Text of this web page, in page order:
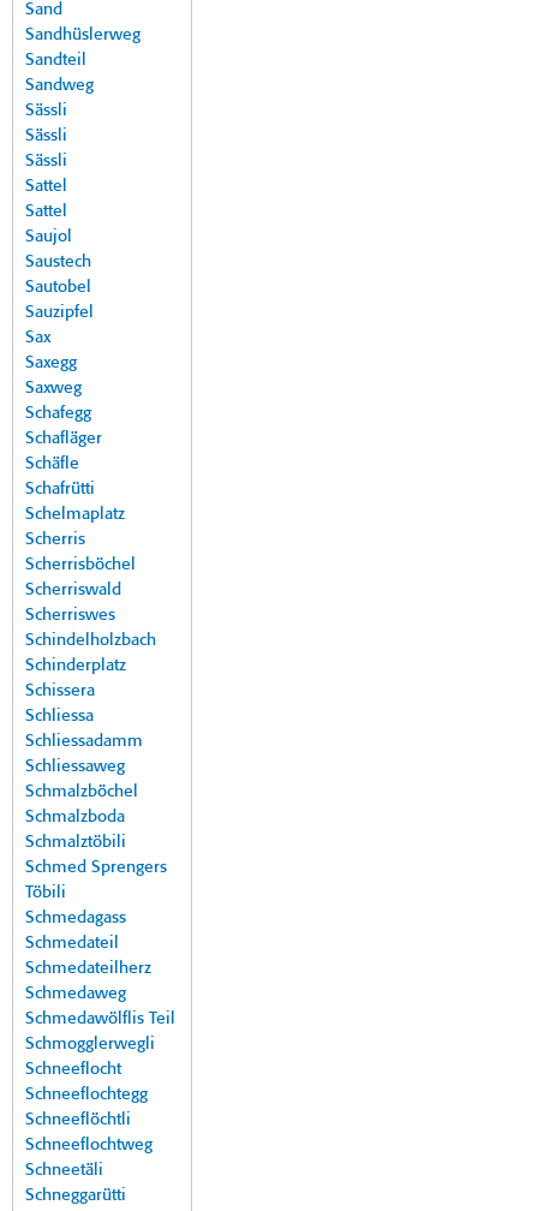
Sand
Sandhüslerweg
Sandteil
Sandweg
Sässli
Sässli
Sässli
Sattel
Sattel
Saujol
Saustech
Sautobel
Sauzipfel
Sax
Saxegg
Saxweg
Schafegg
Schafläger
Schäfle
Schafrütti
Schelmaplatz
Scherris
Scherrisböchel
Scherriswald
Scherriswes
Schindelholzbach
Schinderplatz
Schissera
Schliessa
Schliessadamm
Schliessaweg
Schmalzböchel
Schmalzboda
Schmalztöbili
Schmed Sprengers
Töbili
Schmedagass
Schmedateil
Schmedateilherz
Schmedaweg
Schmedawölflis Teil
Schmogglerwegli
Schneeflocht
Schneeflochtegg
Schneeflöchtli
Schneeflochtweg
Schneetäli
Schneggarütti